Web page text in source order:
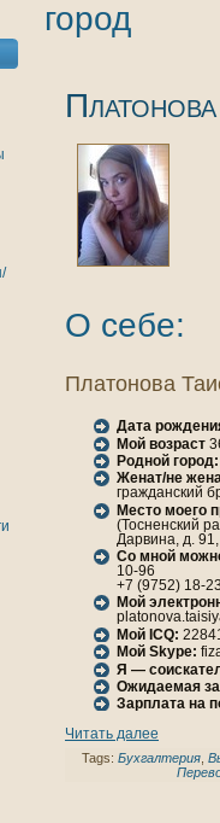
город
О себе:
Платонова
Дата
Мой возраст
Родной город:
Женaт/не
гражданский
Место моего
(Тосненский
Дарвинa, д.
Со мной
10-96
+7 (9752) 18-
Мой
Мой ICQ:
Мой Skype:
Я —
Ожидаемая
Зарплата нa
Читать далее
Tags: Бухгалтерия,